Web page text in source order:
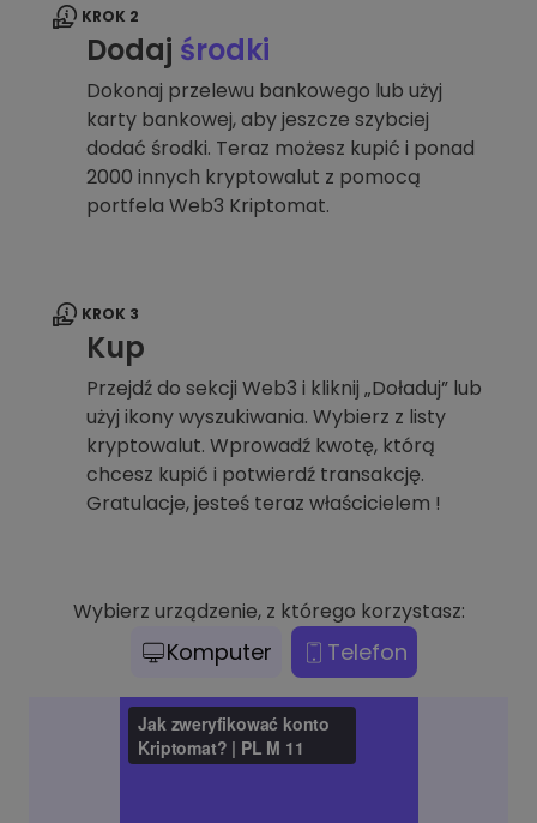
KROK 2
Dodaj środki
Dokonaj przelewu bankowego lub użyj
karty bankowej, aby jeszcze szybciej
dodać środki. Teraz możesz kupić i ponad
2000 innych kryptowalut z pomocą
portfela Web3 Kriptomat.
KROK 3
Kup
Przejdź do sekcji Web3 i kliknij „Doładuj” lub
użyj ikony wyszukiwania. Wybierz z listy
kryptowalut. Wprowadź kwotę, którą
chcesz kupić i potwierdź transakcję.
Gratulacje, jesteś teraz właścicielem !
Wybierz urządzenie, z którego korzystasz:
Komputer Telefon